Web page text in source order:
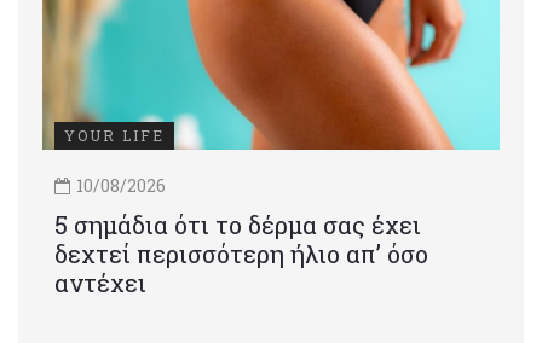
YOUR LIFE
10/08/2026
5 σημάδια ότι το δέρμα σας έχει
δεχτεί περισσότερη ήλιο απ’ όσο
αντέχει